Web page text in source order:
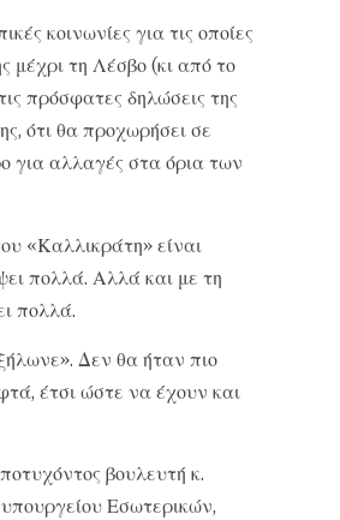
κοινωνίες για τις οποίες
μέχρι τη Λέσβο (κι από το
πρόσφατες δηλώσεις της
ότι θα προχωρήσει σε
για αλλαγές στα όρια των
«Καλλικράτη» είναι
πολλά. Αλλά και με τη
πολλά.
Δεν θα ήταν πιο
έτσι ώστε να έχουν και
βουλευτή κ.
Εσωτερικών,